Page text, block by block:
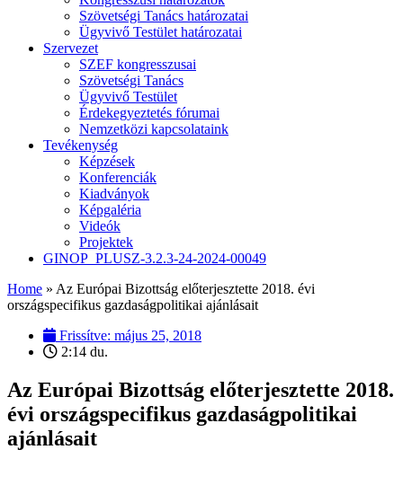
Szövetségi Tanács határozatai
Ügyvivő Testület határozatai
Szervezet
SZEF kongresszusai
Szövetségi Tanács
Ügyvivő Testület
Érdekegyeztetés fórumai
Nemzetközi kapcsolataink
Tevékenység
Képzések
Konferenciák
Kiadványok
Képgaléria
Videók
Projektek
GINOP_PLUSZ-3.2.3-24-2024-00049
Home » Az Európai Bizottság előterjesztette 2018. évi
országspecifikus gazdaságpolitikai ajánlásait
Frissítve: május 25, 2018
2:14 du.
Az Európai Bizottság előterjesztette 2018.
évi országspecifikus gazdaságpolitikai
ajánlásait